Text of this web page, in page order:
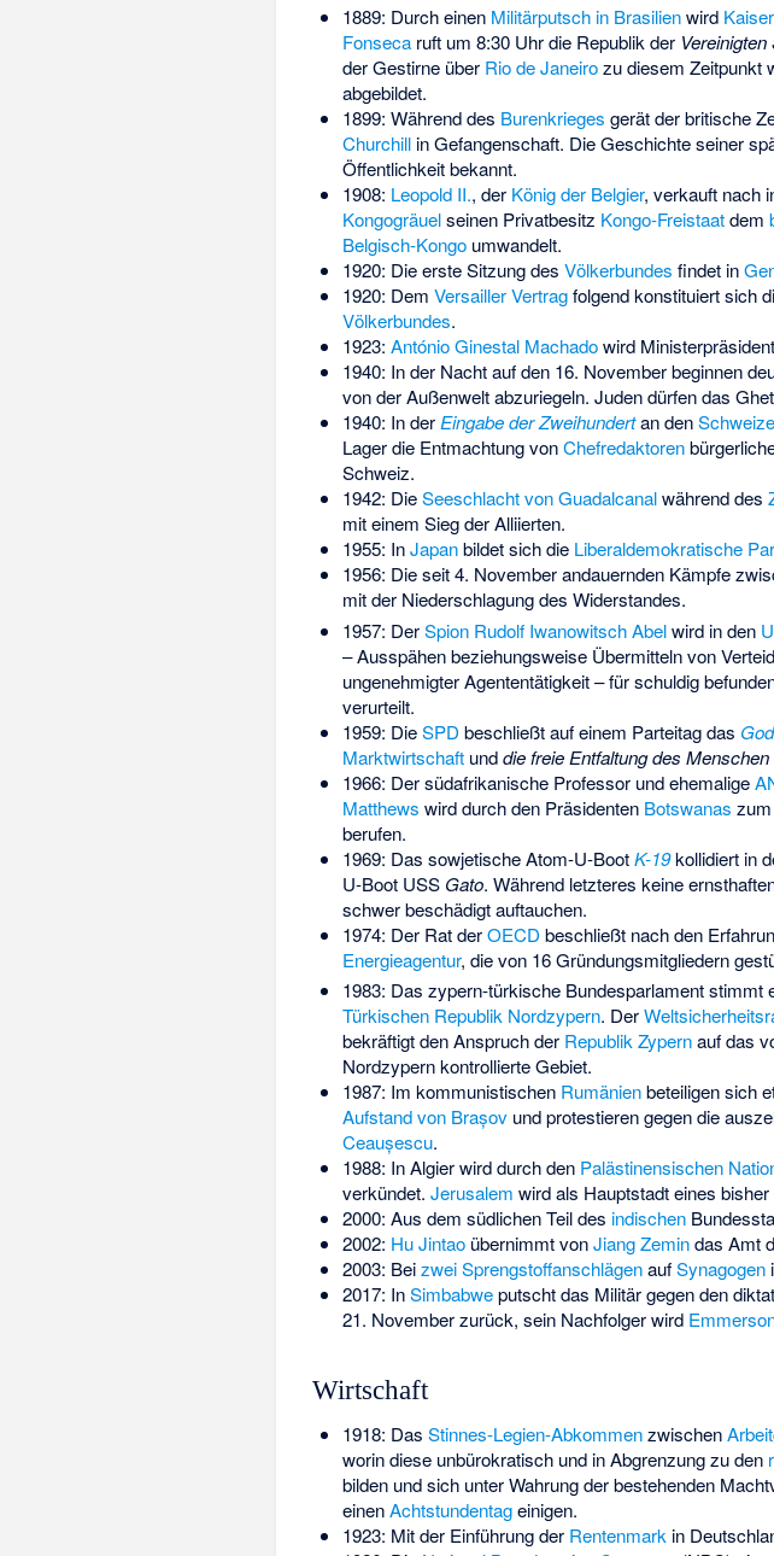
1889: Durch einen Militärputsch in Brasilienwird
Fonsecaruft um 8:30 Uhr die Republik der
der Gestirne über Rio de Janeirozu diesem Zeitpunkt
abgebildet.
1899: Während des Burenkrieges gerät der britische
Churchillin Gefangenschaft. Die Geschichte seiner
Öffentlichkeit bekannt.
1908: Leopold II., der König der Belgier, verkauft nach
Kongogräuelseinen Privatbesitz Kongo-Freistaatdem
Belgisch-Kongoumwandelt.
1920: Die erste Sitzung des Völkerbundes findet in
1920: Dem Versailler Vertragfolgend konstituiert sich
Völkerbundes.
1923: António Ginestal Machadowird
1940: In der Nacht auf den 16. November beginnen
von der Außenwelt abzuriegeln. Juden dürfen das
1940: In derEingabe der Zweihundertan den
Lager die Entmachtung vonChefredaktoren
Schweiz.
1942: DieSeeschlacht von Guadalcanalwährend des
mit einem Sieg der Alliierten.
1955: InJapanbildet sich die Liberaldemokratische
1956: Die seit 4. November andauernden Kämpfe
mit der Niederschlagung des Widerstandes.
1957: DerSpion Rudolf Iwanowitsch Abelwird in den
– Ausspähen beziehungsweise Übermitteln von
ungenehmigter Agententätigkeit – für schuldig
verurteilt.
1959: DieSPD beschließt auf einem Parteitag das
Marktwirtschaftunddie freie Entfaltung des Menschen
1966: Der südafrikanische Professor und ehemalige
Matthews wird durch den Präsidenten Botswanas
berufen.
1969: Das sowjetische Atom-U-BootK-19kollidiert in
U-Boot USS Gato. Während letzteres keine
schwer beschädigt auftauchen.
1974: Der Rat derOECD beschließt nach den
Energieagentur, die von 16 Gründungsmitgliedern
1983: Das zypern-türkische Bundesparlament stimmt
Türkischen Republik Nordzypern. Der
bekräftigt den Anspruch der Republik Zypernauf das
Nordzypern kontrollierte Gebiet.
1987: Im kommunistischen Rumänienbeteiligen sich
Aufstand von Brașovund protestieren gegen die
Ceaușescu.
1988: In Algier wird durch den Palästinensischen
verkündet. Jerusalem wird als Hauptstadt eines
2000: Aus dem südlichen Teil des indischen
2002: Hu Jintaoübernimmt vonJiang Zemindas Amt
2003: Beizwei SprengstoffanschlägenaufSynagogen
2017: InSimbabweputscht das Militär gegen den
21. November zurück, sein Nachfolger wird
Wirtschaft
1918: Das Stinnes-Legien-Abkommenzwischen
worin diese unbürokratisch und in Abgrenzung zu den
bilden und sich unter Wahrung der bestehenden
einenAchtstundentageinigen.
1923: Mit der Einführung der Rentenmark in